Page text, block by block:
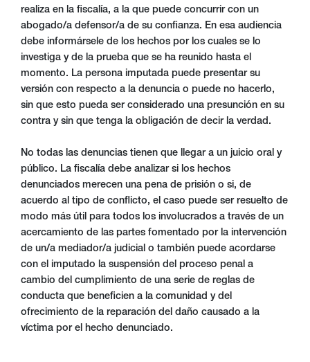
realiza en la fiscalía, a la que puede concurrir con un
abogado/a defensor/a de su confianza. En esa audiencia
debe informársele de los hechos por los cuales se lo
investiga y de la prueba que se ha reunido hasta el
momento. La persona imputada puede presentar su
versión con respecto a la denuncia o puede no hacerlo,
sin que esto pueda ser considerado una presunción en su
contra y sin que tenga la obligación de decir la verdad.
No todas las denuncias tienen que llegar a un juicio oral y
público. La fiscalía debe analizar si los hechos
denunciados merecen una pena de prisión o si, de
acuerdo al tipo de conflicto, el caso puede ser resuelto de
modo más útil para todos los involucrados a través de un
acercamiento de las partes fomentado por la intervención
de un/a mediador/a judicial o también puede acordarse
con el imputado la suspensión del proceso penal a
cambio del cumplimiento de una serie de reglas de
conducta que beneficien a la comunidad y del
ofrecimiento de la reparación del daño causado a la
víctima por el hecho denunciado.